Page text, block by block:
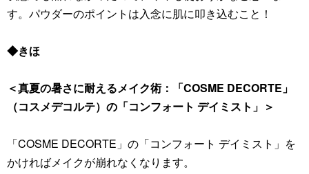
す。パウダーのポイントは入念に肌に叩き込むこと！
◆きほ
＜真夏の暑さに耐えるメイク術：「COSME DECORTE」
（コスメデコルテ）の「コンフォート デイミスト」＞
「COSME DECORTE」の「コンフォート デイミスト」を
かければメイクが崩れなくなります。